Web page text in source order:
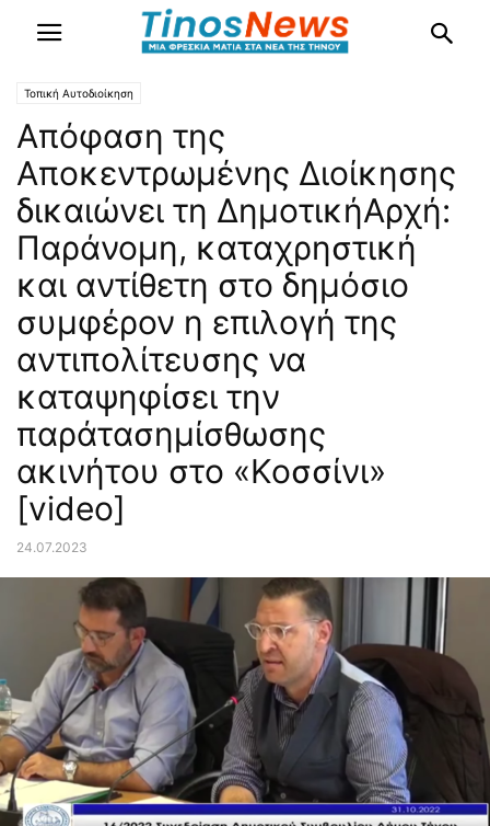
Τοπική Αυτοδιοίκηση
Απόφαση της
Αποκεντρωμένης Διοίκησης
δικαιώνει τη ΔημοτικήΑρχή:
Παράνομη, καταχρηστική
και αντίθετη στο δημόσιο
συμφέρον η επιλογή της
αντιπολίτευσης να
καταψηφίσει την
παράτασημίσθωσης
ακινήτου στο «Κοσσίνι»
[video]
24.07.2023